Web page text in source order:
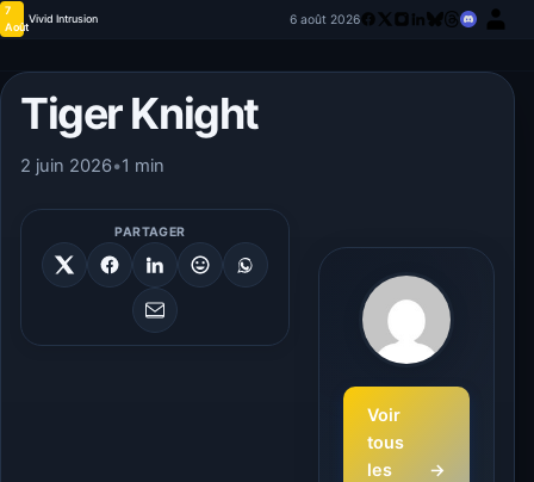
7
Août
Vivid Intrusion 6 août 2026
Tiger Knight
2 juin 2026•1 min
PARTAGER
Voir
tous
les
→